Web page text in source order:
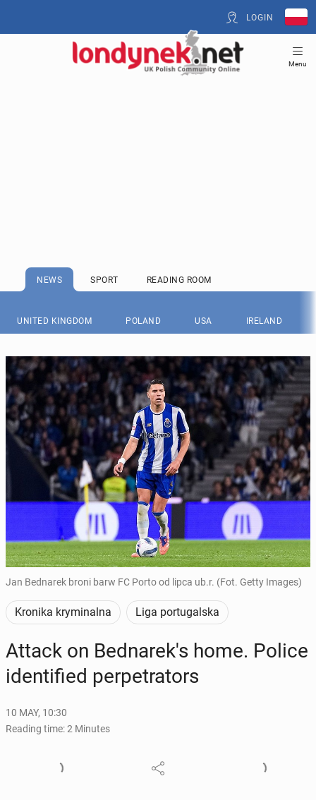
LOGIN
Menu
NEWS SPORT READING ROOM
UNITED KINGDOM POLAND USA IRELAND
Jan Bednarek broni barw FC Porto od lipca ub.r. (Fot. Getty Images)
Kronika kryminalna Liga portugalska
Attack on Bednarek's home. Police
iden­ti­fied per­pe­tra­tors
10 MAY, 10:30
Reading time: 2 Minutes